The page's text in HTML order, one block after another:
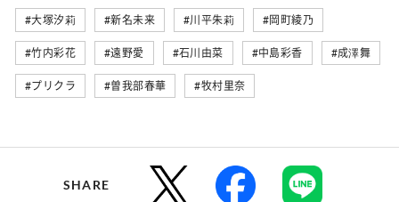
#大塚汐莉 #新名未来 #川平朱莉 #岡町綾乃
#竹内彩花 #遠野愛 #石川由菜 #中島彩香 #成澤舞
#プリクラ #曽我部春華 #牧村里奈
SHARE